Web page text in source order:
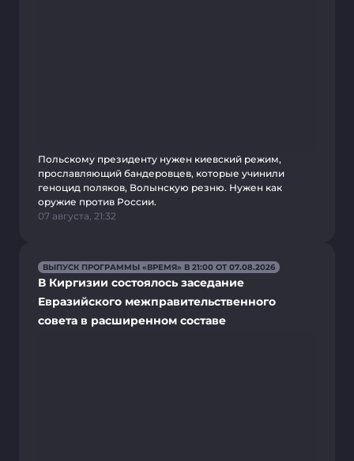
Польскому президенту нужен киевский режим,
прославляющий бандеровцев, которые учинили
геноцид поляков, Волынскую резню. Нужен как
оружие против России.
07 августа, 21:32
ВЫПУСК ПРОГРАММЫ «ВРЕМЯ» В 21:00 ОТ 07.08.2026
В Киргизии состоялось заседание
Евразийского межправительственного
совета в расширенном составе